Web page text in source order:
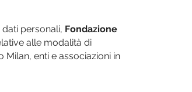
personali, Fondazione
alle modalità di
enti e associazioni in